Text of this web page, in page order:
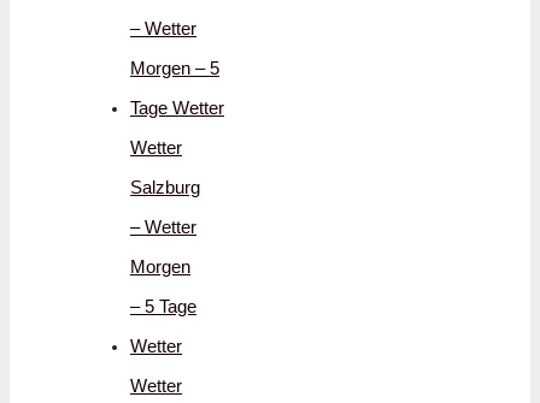
– Wetter
Morgen – 5
Tage Wetter
Wetter
Salzburg
– Wetter
Morgen
– 5 Tage
Wetter
Wetter